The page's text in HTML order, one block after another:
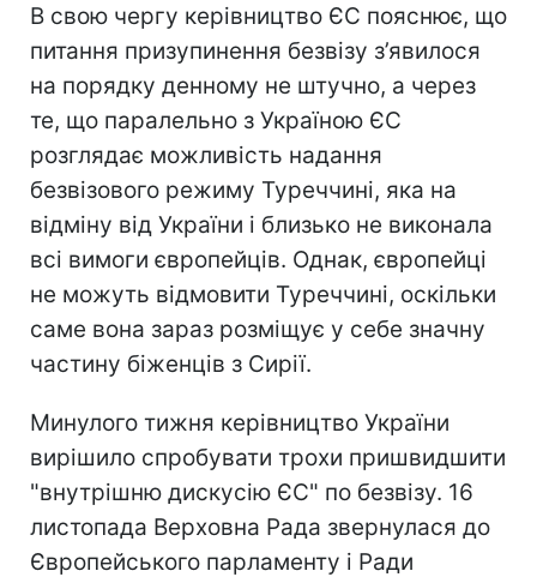
В свою чергу керівництво ЄС пояснює, що
питання призупинення безвізу з’явилося
на порядку денному не штучно, а через
те, що паралельно з Україною ЄС
розглядає можливість надання
безвізового режиму Туреччині, яка на
відміну від України і близько не виконала
всі вимоги європейців. Однак, європейці
не можуть відмовити Туреччині, оскільки
саме вона зараз розміщує у себе значну
частину біженців з Сирії.
Минулого тижня керівництво України
вирішило спробувати трохи пришвидшити
"внутрішню дискусію ЄС" по безвізу. 16
листопада Верховна Рада звернулася до
Європейського парламенту і Ради